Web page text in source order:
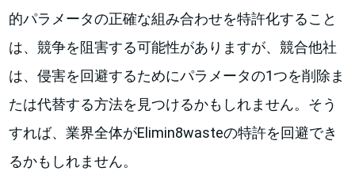
的パラメータの正確な組み合わせを特許化すること
は、競争を阻害する可能性がありますが、競合他社
は、侵害を回避するためにパラメータの1つを削除ま
たは代替する方法を見つけるかもしれません。そう
すれば、業界全体がElimin8wasteの特許を回避でき
るかもしれません。